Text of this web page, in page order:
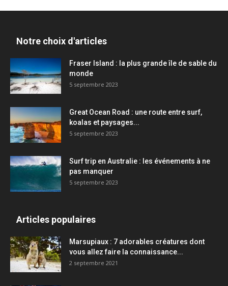
Notre choix d'articles
Fraser Island : la plus grande île de sable du
monde
5 septembre 2023
Great Ocean Road : une route entre surf,
koalas et paysages...
5 septembre 2023
Surf trip en Australie : les événements à ne
pas manquer
5 septembre 2023
Articles populaires
Marsupiaux : 7 adorables créatures dont
vous allez faire la connaissance...
2 septembre 2021